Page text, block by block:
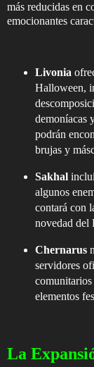
más reducidas en
emocionantes
Livonia
Halloween,
demoníacas
podrán
brujas y
Sakhal
algunos
contará con
novedad del
Chernarus
servidores
elementos
La